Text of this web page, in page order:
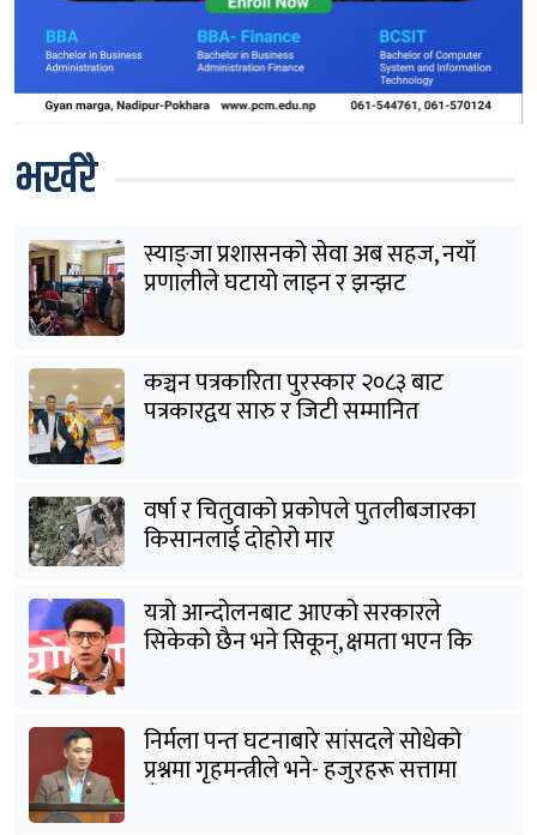
भर्खरै
स्याङ्जा प्रशासनको सेवा अब सहज, नयाँ
प्रणालीले घटायो लाइन र झन्झट
कञ्चन पत्रकारिता पुरस्कार २०८३ बाट
पत्रकारद्वय सारु र जिटी सम्मानित
वर्षा र चितुवाको प्रकोपले पुतलीबजारका
किसानलाई दोहोरो मार
यत्रो आन्दोलनबाट आएको सरकारले
सिकेको छैन भने सिकून्, क्षमता भएन कि
निर्मला पन्त घटनाबारे सांसदले सोधेको
प्रश्नमा गृहमन्त्रीले भने- हजुरहरू सत्तामा